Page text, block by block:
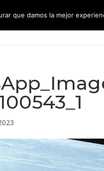
que damos la mejor